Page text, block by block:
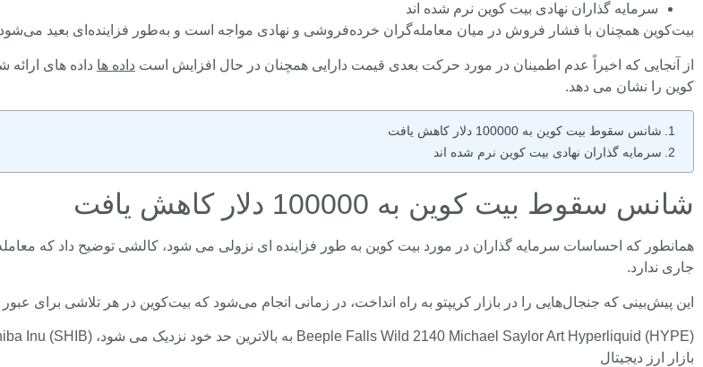
سرمایه گذاران نهادی بیت کوین نرم شده اند
بیت‌کوین همچنان با فشار فروش در میان معامله‌گران خرده‌فروشی و نهادی مواجه است و به‌طور فزاینده‌ای بعید می‌شود که سطح ۱۰۰۰۰۰ دلاری را که مدت‌ها منتظرش بودیم در سال
از آنجایی که اخیراً عدم اطمینان در مورد حرکت بعدی قیمت دارایی همچنان در حال افزایش است داده ها
کوین را نشان می دهد.
شانس سقوط بیت کوین به 100000 دلار کاهش یافت
سرمایه گذاران نهادی بیت کوین نرم شده اند
شانس سقوط بیت کوین به 100000 دلار کاهش یافت
جاری ندارد.
این پیش‌بینی که جنجال‌هایی را در بازار کریپتو به راه انداخت، در زمانی انجام می‌شود که بیت‌کوین در هر تلاشی برای عبور از 84000 دلار به شکست ادامه
بازار ارز دیجیتال